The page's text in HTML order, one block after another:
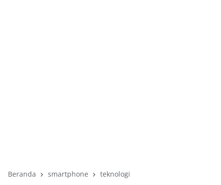
Beranda smartphone teknologi